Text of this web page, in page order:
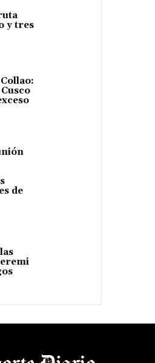
y tres
de